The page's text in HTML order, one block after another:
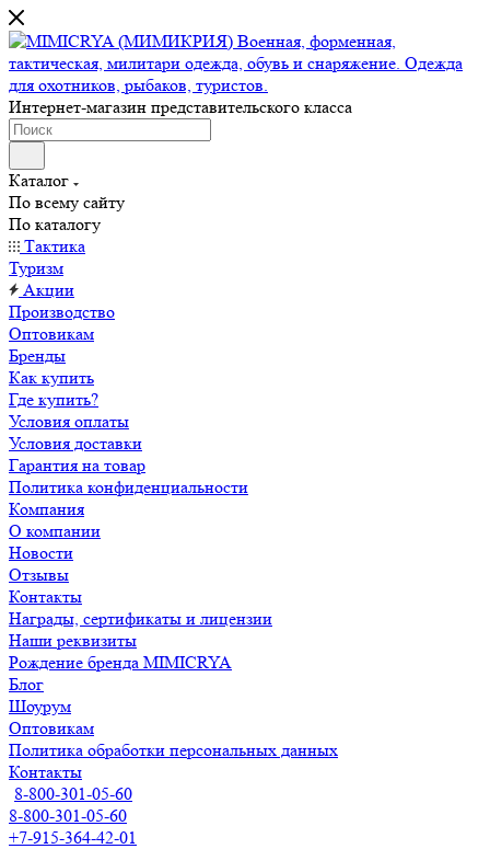
Интернет-магазин представительского класса
Каталог
По всему сайту
По каталогу
Тактика
Туризм
Акции
Производство
Оптовикам
Бренды
Как купить
Где купить?
Условия оплаты
Условия доставки
Гарантия на товар
Политика конфиденциальности
Компания
О компании
Новости
Отзывы
Контакты
Награды, сертификаты и лицензии
Наши реквизиты
Рождение бренда MIMICRYA
Блог
Шоурум
Оптовикам
Политика обработки персональных данных
Контакты
8-800-301-05-60
8-800-301-05-60
+7-915-364-42-01